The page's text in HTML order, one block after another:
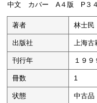
中文 カバー A４版 P３
著者 林士民
出版社 上海古
刊行年 １９９
冊数 1
状態 中古品